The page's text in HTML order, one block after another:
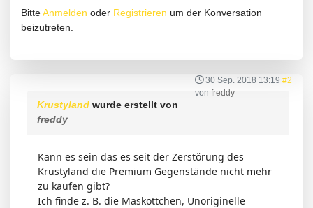
BitteAnmelden oder Registrieren um der Konversation
beizutreten.
30 Sep. 2018 13:19 #2
von freddy
Krustyland wurde erstellt von
freddy
Kann es sein das es seit der Zerstörung des
Krustyland die Premium Gegenstände nicht mehr
zu kaufen gibt?
Ich finde z. B. die Maskottchen, Unoriginelle